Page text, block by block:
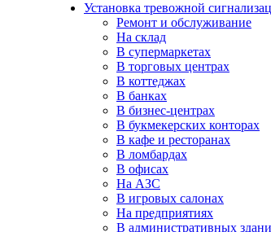
Установка тревожной
Ремонт и обслуживание
На склад
В супермаркетах
В торговых центрах
В коттеджах
В банках
В бизнес-центрах
В букмекерских конторах
В кафе и ресторанах
В ломбардах
В офисах
На АЗС
В игровых салонах
На предприятиях
В административных